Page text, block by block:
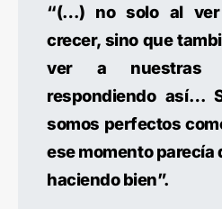
“(…) no solo al ver
crecer, sino que
ver a nuestras
respondiendo así…
somos perfectos
ese momento parecía
haciendo bien”.